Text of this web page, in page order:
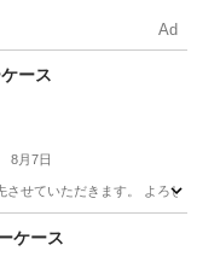
Ad
ース
8月7日
せていただきます。 よろし
ケース